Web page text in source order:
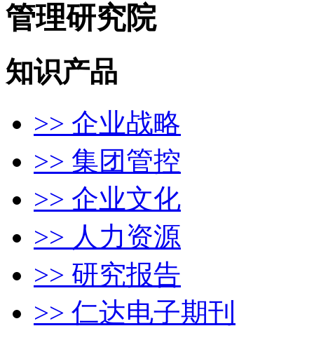
管理研究院
知识产品
>> 企业战略
>> 集团管控
>> 企业文化
>> 人力资源
>> 研究报告
>> 仁达电子期刊